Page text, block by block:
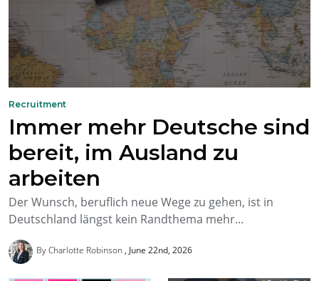
Recruitment
Immer mehr Deutsche sind
bereit, im Ausland zu
arbeiten
Der Wunsch, beruflich neue Wege zu gehen, ist in
Deutschland längst kein Randthema mehr...
By Charlotte Robinson June 22nd, 2026